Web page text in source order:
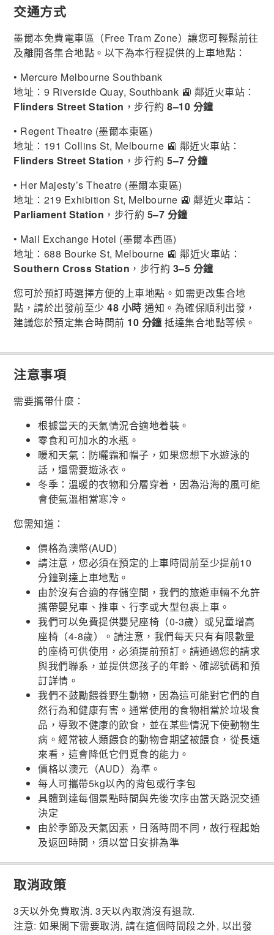
交通方式
墨爾本免費電車區（Free Tram Zone）讓您可輕鬆前往
及離開各集合地點。以下為本行程提供的上車地點：
• Mercure Melbourne Southbank
地址：9 Riverside Quay, Southbank 🚉 鄰近火車站：
Flinders Street Station ，步行約8–10 分鐘
• Regent Theatre (墨爾本東區)
地址：191 Collins St, Melbourne 🚉 鄰近火車站：
Flinders Street Station ，步行約5–7 分鐘
• Her Majesty’s Theatre (墨爾本東區)
地址：219 Exhibition St, Melbourne 🚉 鄰近火車站：
Parliament Station ，步行約 5–7 分鐘
• Mail Exchange Hotel (墨爾本西區)
地址：688 Bourke St, Melbourne 🚉 鄰近火車站：
Southern Cross Station ，步行約 3–5 分鐘
您可於預訂時選擇方便的上車地點。如需更改集合地
點，請於出發前至少48 小時 通知。為確保順利出發，
建議您於預定集合時間前 10 分鐘抵達集合地點等候。
注意事項
需要攜帶什麼：
根據當天的天氣情況合適地着裝。
零食和可加水的水瓶。
暖和天氣：防曬霜和帽子，如果您想下水遊泳的
話，還需要遊泳衣。
冬季：溫暖的衣物和分層穿着，因為沿海的風可能
會使氣溫相當寒冷。
您需知道：
價格為澳幣(AUD)
請注意，您必須在預定的上車時間前至少提前10
分鐘到達上車地點。
由於沒有合適的存儲空間，我們的旅遊車輛不允許
攜帶嬰兒車、推車、行李或大型包裹上車。
我們可以免費提供嬰兒座椅（0-3歲）或兒童增高
座椅（4-8歲）。請注意，我們每天只有有限數量
的座椅可供使用，必須提前預訂。請通過您的請求
與我們聯系，並提供您孩子的年齡、確認號碼和預
訂詳情。
我們不鼓勵餵養野生動物，因為這可能對它們的自
然行為和健康有害。通常使用的食物相當於垃圾食
品，導致不健康的飲食，並在某些情況下使動物生
病。經常被人類餵食的動物會期望被餵食，從長遠
來看，這會降低它們覓食的能力。
價格以澳元（AUD）為準。
每人可攜帶5kg以內的背包或行李包
具體到達每個景點時間與先後次序由當天路況交通
決定
由於季節及天氣因素，日落時間不同，故行程起始
及返回時間，須以當日安排為準
取消政策
3天以外免費取消. 3天以內取消沒有退款.
注意: 如果閣下需要取消, 請在這個時間段之外, 以出發